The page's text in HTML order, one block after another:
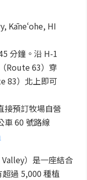
Kāneʻohe, HI
分鐘。沿 H-1
Route 63）穿
83）北上即可
接預訂牧場自營
車 60 號路線
）是一座結合
過 5,000 種植